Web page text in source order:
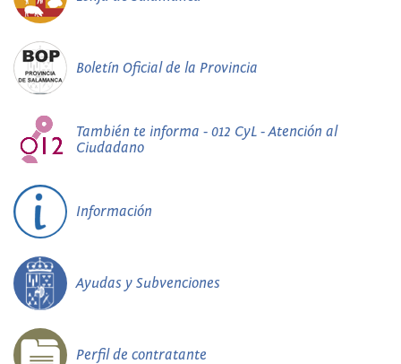
Boletín Oficial de la Provincia
También te informa - 012 CyL - Atención al
Ciudadano
Información
Ayudas y Subvenciones
Perfil de contratante